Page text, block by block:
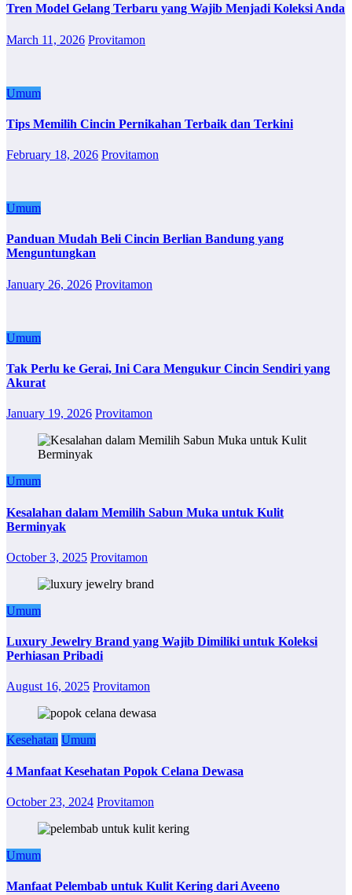
Tren Model Gelang Terbaru yang Wajib Menjadi Koleksi Anda
March 11, 2026 Provitamon
Umum
Tips Memilih Cincin Pernikahan Terbaik dan Terkini
February 18, 2026 Provitamon
Umum
Panduan Mudah Beli Cincin Berlian Bandung yang
Menguntungkan
January 26, 2026 Provitamon
Umum
Tak Perlu ke Gerai, Ini Cara Mengukur Cincin Sendiri yang
Akurat
January 19, 2026 Provitamon
Umum
Kesalahan dalam Memilih Sabun Muka untuk Kulit
Berminyak
October 3, 2025 Provitamon
Umum
Luxury Jewelry Brand yang Wajib Dimiliki untuk Koleksi
Perhiasan Pribadi
August 16, 2025 Provitamon
Kesehatan Umum
4 Manfaat Kesehatan Popok Celana Dewasa
October 23, 2024 Provitamon
Umum
Manfaat Pelembab untuk Kulit Kering dari Aveeno